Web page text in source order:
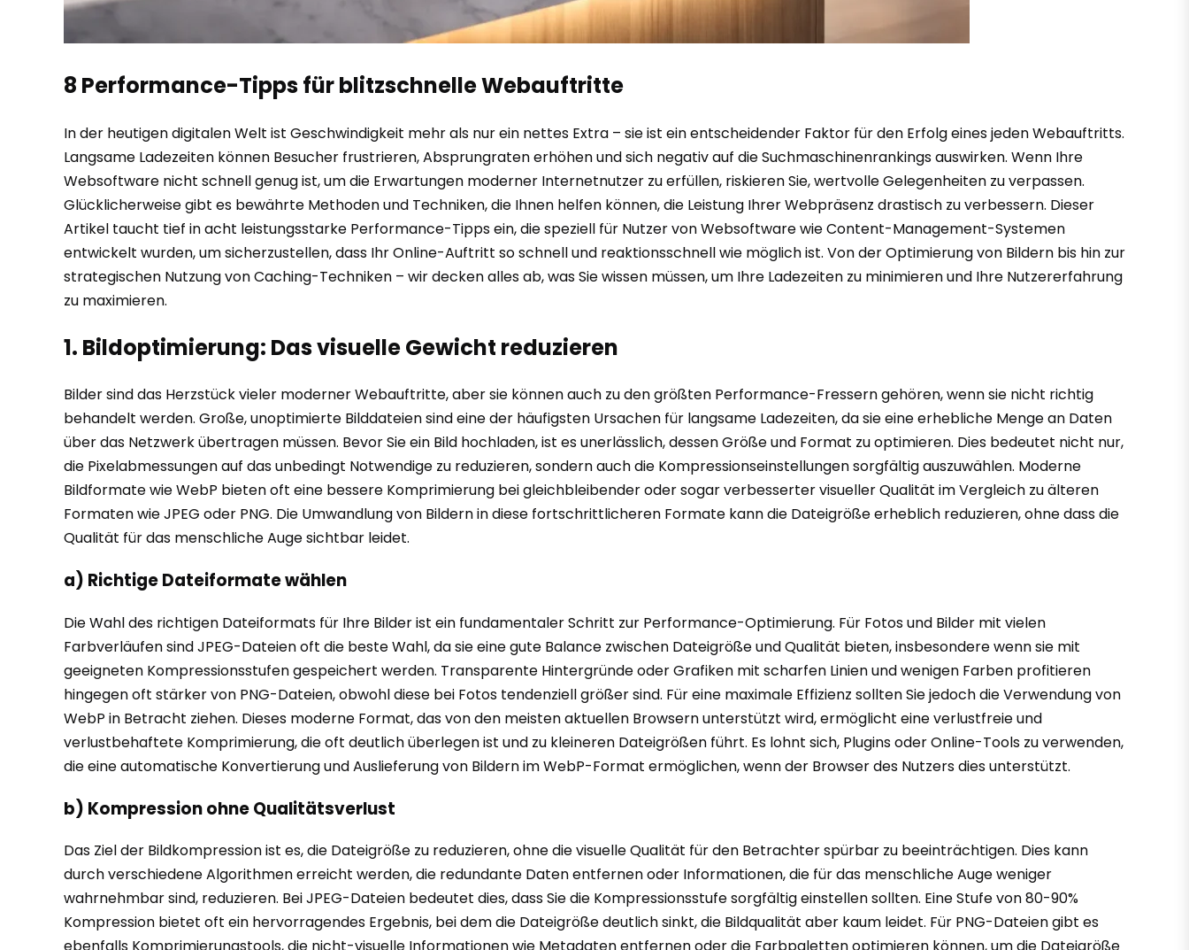
8 Performance-Tipps für blitzschnelle Webauftritte
In der heutigen digitalen Welt ist Geschwindigkeit mehr als nur ein nettes Extra – sie ist ein entscheidender Faktor für den Erfolg eines jeden Webauftritts.
Langsame Ladezeiten können Besucher frustrieren, Absprungraten erhöhen und sich negativ auf die Suchmaschinenrankings auswirken. Wenn Ihre
Websoftware nicht schnell genug ist, um die Erwartungen moderner Internetnutzer zu erfüllen, riskieren Sie, wertvolle Gelegenheiten zu verpassen.
Glücklicherweise gibt es bewährte Methoden und Techniken, die Ihnen helfen können, die Leistung Ihrer Webpräsenz drastisch zu verbessern. Dieser
Artikel taucht tief in acht leistungsstarke Performance-Tipps ein, die speziell für Nutzer von Websoftware wie Content-Management-Systemen
entwickelt wurden, um sicherzustellen, dass Ihr Online-Auftritt so schnell und reaktionsschnell wie möglich ist. Von der Optimierung von Bildern bis hin zur
strategischen Nutzung von Caching-Techniken – wir decken alles ab, was Sie wissen müssen, um Ihre Ladezeiten zu minimieren und Ihre Nutzererfahrung
zu maximieren.
1. Bildoptimierung: Das visuelle Gewicht reduzieren
Bilder sind das Herzstück vieler moderner Webauftritte, aber sie können auch zu den größten Performance-Fressern gehören, wenn sie nicht richtig
behandelt werden. Große, unoptimierte Bilddateien sind eine der häufigsten Ursachen für langsame Ladezeiten, da sie eine erhebliche Menge an Daten
über das Netzwerk übertragen müssen. Bevor Sie ein Bild hochladen, ist es unerlässlich, dessen Größe und Format zu optimieren. Dies bedeutet nicht nur,
die Pixelabmessungen auf das unbedingt Notwendige zu reduzieren, sondern auch die Kompressionseinstellungen sorgfältig auszuwählen. Moderne
Bildformate wie WebP bieten oft eine bessere Komprimierung bei gleichbleibender oder sogar verbesserter visueller Qualität im Vergleich zu älteren
Formaten wie JPEG oder PNG. Die Umwandlung von Bildern in diese fortschrittlicheren Formate kann die Dateigröße erheblich reduzieren, ohne dass die
Qualität für das menschliche Auge sichtbar leidet.
a) Richtige Dateiformate wählen
Die Wahl des richtigen Dateiformats für Ihre Bilder ist ein fundamentaler Schritt zur Performance-Optimierung. Für Fotos und Bilder mit vielen
Farbverläufen sind JPEG-Dateien oft die beste Wahl, da sie eine gute Balance zwischen Dateigröße und Qualität bieten, insbesondere wenn sie mit
geeigneten Kompressionsstufen gespeichert werden. Transparente Hintergründe oder Grafiken mit scharfen Linien und wenigen Farben profitieren
hingegen oft stärker von PNG-Dateien, obwohl diese bei Fotos tendenziell größer sind. Für eine maximale Effizienz sollten Sie jedoch die Verwendung von
WebP in Betracht ziehen. Dieses moderne Format, das von den meisten aktuellen Browsern unterstützt wird, ermöglicht eine verlustfreie und
verlustbehaftete Komprimierung, die oft deutlich überlegen ist und zu kleineren Dateigrößen führt. Es lohnt sich, Plugins oder Online-Tools zu verwenden,
die eine automatische Konvertierung und Auslieferung von Bildern im WebP-Format ermöglichen, wenn der Browser des Nutzers dies unterstützt.
b) Kompression ohne Qualitätsverlust
Das Ziel der Bildkompression ist es, die Dateigröße zu reduzieren, ohne die visuelle Qualität für den Betrachter spürbar zu beeinträchtigen. Dies kann
durch verschiedene Algorithmen erreicht werden, die redundante Daten entfernen oder Informationen, die für das menschliche Auge weniger
wahrnehmbar sind, reduzieren. Bei JPEG-Dateien bedeutet dies, dass Sie die Kompressionsstufe sorgfältig einstellen sollten. Eine Stufe von 80-90%
Kompression bietet oft ein hervorragendes Ergebnis, bei dem die Dateigröße deutlich sinkt, die Bildqualität aber kaum leidet. Für PNG-Dateien gibt es